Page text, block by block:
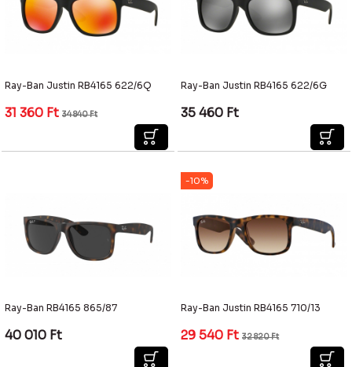
Ray-Ban Justin RB4165 622/6Q
31 360 Ft 34 840Ft
Ray-Ban Justin RB4165 622/6G
35 460 Ft
Ray-Ban RB4165 865/87
40 010 Ft
-10%
Ray-Ban Justin RB4165 710/13
29 540 Ft 32 820Ft